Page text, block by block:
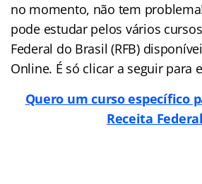
no momento, não tem
pode estudar pelos vários
Federal do Brasil (RFB)
Online. É só clicar a seguir para
Quero um curso específico
Receita